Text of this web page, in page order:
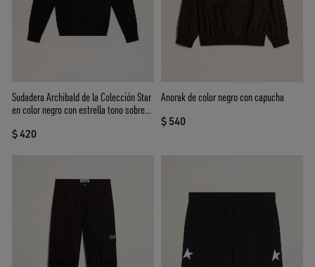
Sudadera Archibald de la Colección Star
en color negro con estrella tono sobre
$ 420
Anorak de color negro con capucha
$ 540